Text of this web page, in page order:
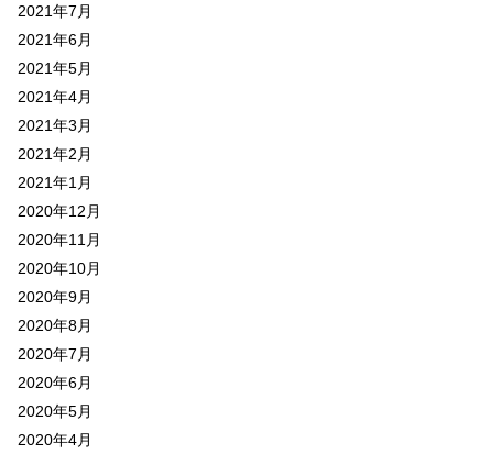
2021年7月
2021年6月
2021年5月
2021年4月
2021年3月
2021年2月
2021年1月
2020年12月
2020年11月
2020年10月
2020年9月
2020年8月
2020年7月
2020年6月
2020年5月
2020年4月